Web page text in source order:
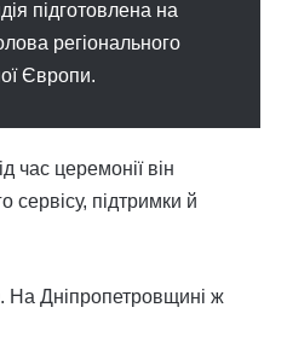
підготовлена на
регіонального
Європи.
церемонії він
сервісу, підтримки й
На Дніпропетровщині ж